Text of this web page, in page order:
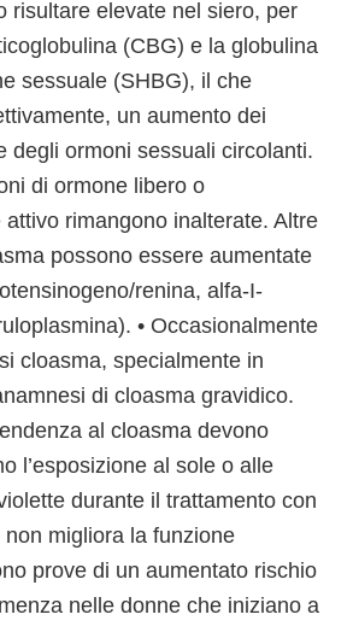
risultare elevate nel siero, per
(CBG) e la globulina
sessuale (SHBG), il che
un aumento dei
degli ormoni sessuali circolanti.
di ormone libero o
attivo rimangono inalterate. Altre
possono essere aumentate
renina, alfa-I-
• Occasionalmente
cloasma, specialmente in
di cloasma gravidico.
al cloasma devono
l’esposizione al sole o alle
durante il trattamento con
non migliora la funzione
prove di un aumentato rischio
nelle donne che iniziano a